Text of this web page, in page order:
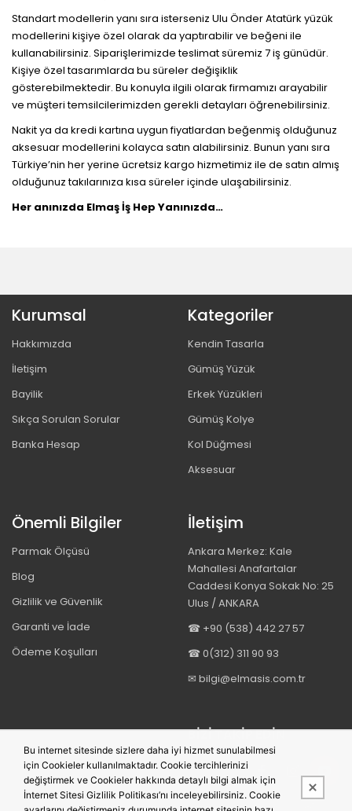
Standart modellerin yanı sıra isterseniz Ulu Önder Atatürk yüzük
modellerini kişiye özel olarak da yaptırabilir ve beğeni ile
kullanabilirsiniz. Siparişlerimizde teslimat süremiz 7 iş günüdür.
Kişiye özel tasarımlarda bu süreler değişiklik
gösterebilmektedir. Bu konuyla ilgili olarak firmamızı arayabilir
ve müşteri temsilcilerimizden gerekli detayları öğrenebilirsiniz.
Nakit ya da kredi kartına uygun fiyatlardan beğenmiş olduğunuz
aksesuar modellerini kolayca satın alabilirsiniz. Bunun yanı sıra
Türkiye’nin her yerine ücretsiz kargo hizmetimiz ile de satın almış
olduğunuz takılarınıza kısa süreler içinde ulaşabilirsiniz.
Her anınızda Elmaş İş Hep Yanınızda…
Kurumsal
Hakkımızda
İletişim
Bayilik
Sıkça Sorulan Sorular
Banka Hesap
Kategoriler
Kendin Tasarla
Gümüş Yüzük
Erkek Yüzükleri
Gümüş Kolye
Kol Düğmesi
Aksesuar
Önemli Bilgiler
Parmak Ölçüsü
Blog
Gizlilik ve Güvenlik
Garanti ve İade
Ödeme Koşulları
İletişim
Ankara Merkez: Kale
Mahallesi Anafartalar
Caddesi Konya Sokak No: 25
Ulus / ANKARA
☎ +90 (538) 442 27 57
☎ 0(312) 311 90 93
✉ bilgi@elmasis.com.tr
BIZI TAKIP EDIN
Bu internet sitesinde sizlere daha iyi hizmet sunulabilmesi
için Cookieler kullanılmaktadır. Cookie tercihlerinizi
değiştirmek ve Cookieler hakkında detaylı bilgi almak için
İnternet Sitesi Gizlilik Politikası’nı inceleyebilirsiniz. Cookie